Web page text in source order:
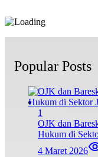
Popular Posts
1
OJK dan
Hukum di
4 Maret 2026